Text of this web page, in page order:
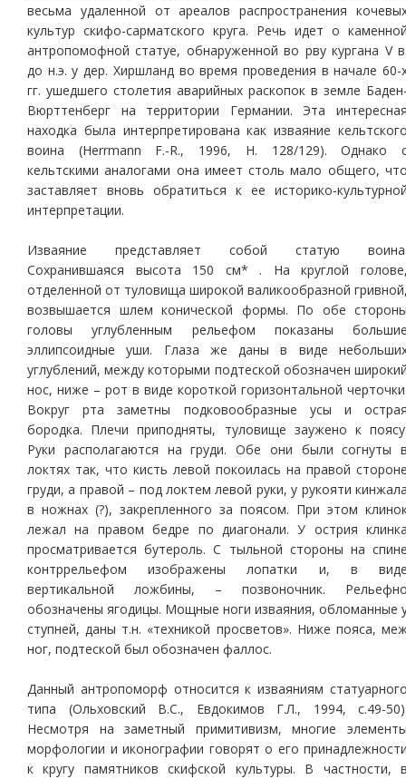
весьма удаленной от ареалов распространения
культур скифо-сарматского круга. Речь идет о
антропомофной статуе, обнаруженной во рву кургана V
до н.э. у дер. Хиршланд во время проведения в начале 60-
гг. ушедшего столетия аварийных раскопок в земле
Вюрттенберг на территории Германии. Эта
находка была интерпретирована как изваяние
воина (Herrmann F.-R., 1996, H. 128/129). Однако
кельтскими аналогами она имеет столь мало общего,
заставляет вновь обратиться к ее историко-
интерпретации.
Изваяние представляет собой статую
Сохранившаяся высота 150 см* . На круглой
отделенной от туловища широкой валикообразной
возвышается шлем конической формы. По обе
головы углубленным рельефом показаны
эллипсоидные уши. Глаза же даны в виде
углублений, между которыми подтеской обозначен
нос, ниже – рот в виде короткой горизонтальной
Вокруг рта заметны подковообразные усы и
бородка. Плечи приподняты, туловище заужено к
Руки располагаются на груди. Обе они были согнуты
локтях так, что кисть левой покоилась на правой
груди, а правой – под локтем левой руки, у рукояти
в ножнах (?), закрепленного за поясом. При этом
лежал на правом бедре по диагонали. У острия
просматривается бутероль. С тыльной стороны на
контррельефом изображены лопатки и, в
вертикальной ложбины, – позвоночник.
обозначены ягодицы. Мощные ноги изваяния, обломанные
ступней, даны т.н. «техникой просветов». Ниже пояса,
ног, подтеской был обозначен фаллос.
Данный антропоморф относится к изваяниям
типа (Ольховский В.С., Евдокимов Г.Л., 1994, с.49-
Несмотря на заметный примитивизм, многие
морфологии и иконографии говорят о его
к кругу памятников скифской культуры. В частности,